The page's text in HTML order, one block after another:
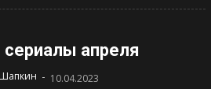
сериалы апреля
- 10.04.2023